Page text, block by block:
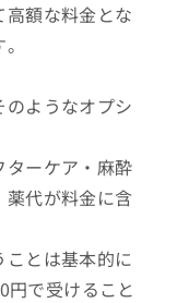
高額な料金とな
のようなオプシ
ーケア・麻酔
代が料金に含
とは基本的に
円で受けること